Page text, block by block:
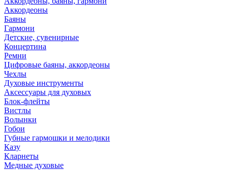
Аккордеоны
Баяны
Гармони
Детские, сувенирные
Концертина
Ремни
Цифровые баяны, аккордеоны
Чехлы
Духовые инструменты
Аксессуары для духовых
Блок-флейты
Вистлы
Волынки
Гобои
Губные гармошки и мелодики
Казу
Кларнеты
Медные духовые